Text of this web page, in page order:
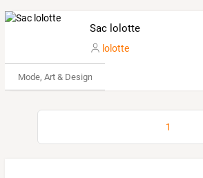
Sac lolotte
lolotte
Mode, Art & Design
1